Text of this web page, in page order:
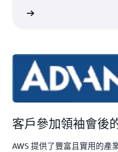
客戶參加領袖會後
AWS 提供了豐富且實用的產